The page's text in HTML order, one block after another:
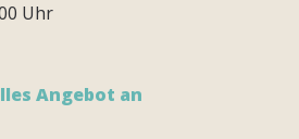
Uhr
Angebot an